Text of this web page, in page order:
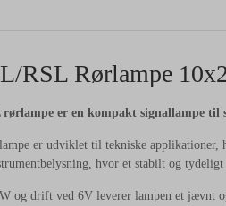
RSL Rørlampe
er en kompakt signallampe
er udviklet til tekniske applikationer,
hvor et stabilt og tydeligt
og drift ved 6V leverer lampen et jævnt